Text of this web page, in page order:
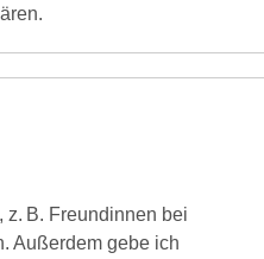
z. B. Freundinnen bei
Außerdem gebe ich